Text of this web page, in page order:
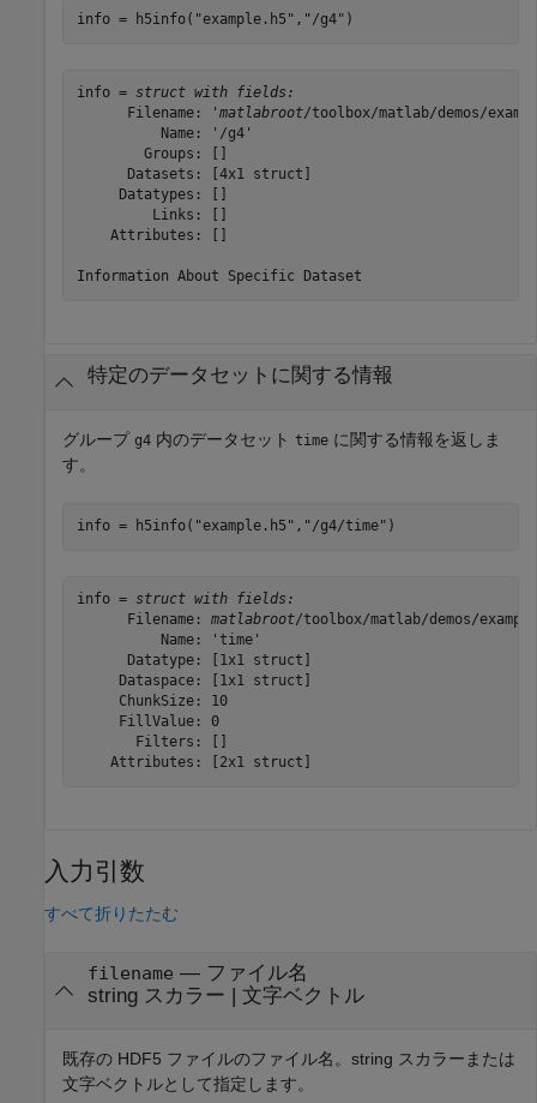
info = h5info( "example.h5" , "/g4"
info = struct with fields:
      Filename: '
matlabroot/toolbox/matlab/demos/
          Name: '/g4'
        Groups: []
      Datasets: [4x1 struct]
     Datatypes: []
         Links: []
    Attributes: []
Information About Specific Dataset
特定のデータセットに関する情報
グループ g4 内のデータセット time に関する情報を返しま
す。
info = h5info( "example.h5" , "/g4/time"
info = struct with fields:
      Filename:
matlabroot/toolbox/matlab/demos/
          Name: 'time'
      Datatype: [1x1 struct]
     Dataspace: [1x1 struct]
     ChunkSize: 10
     FillValue: 0
       Filters: []
入力引数
すべて折りたたむ
filename — ファイル名
string スカラー | 文字ベクトル
既存の HDF5 ファイルのファイル名。string スカラーまたは
文字ベクトルとして指定します。